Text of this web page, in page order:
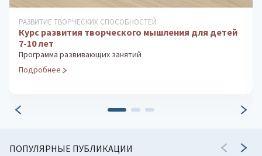
ДИАГНОСТИКА ИНТЕЛЛЕКТУАЛЬНЫХ И ТВОРЧЕСКИХ
СПОСОБНОСТЕЙ
Тест Торренса
Диагностика креативных способностей и творческого
потенциала личности
ПОПУЛЯРНЫЕ ПУБЛИКАЦИИ